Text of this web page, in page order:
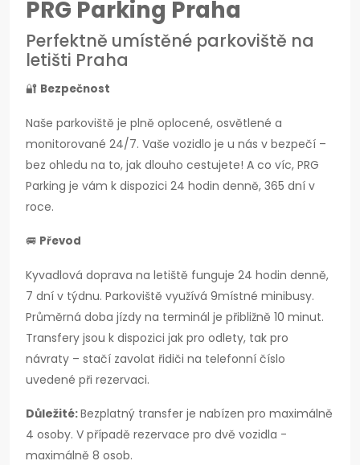
PRG Parking Praha
Perfektně umístěné parkoviště na
letišti Praha
🔐 Bezpečnost
Naše parkoviště je plně oplocené, osvětlené a
monitorované 24/7. Vaše vozidlo je u nás v bezpečí –
bez ohledu na to, jak dlouho cestujete! A co víc, PRG
Parking je vám k dispozici 24 hodin denně, 365 dní v
roce.
🚐 Převod
Kyvadlová doprava na letiště funguje 24 hodin denně,
7 dní v týdnu. Parkoviště využívá 9místné minibusy.
Průměrná doba jízdy na terminál je přibližně 10 minut.
Transfery jsou k dispozici jak pro odlety, tak pro
návraty – stačí zavolat řidiči na telefonní číslo
uvedené při rezervaci.
Důležité:Bezplatný transfer je nabízen pro maximálně
4 osoby. V případě rezervace pro dvě vozidla -
maximálně 8 osob.